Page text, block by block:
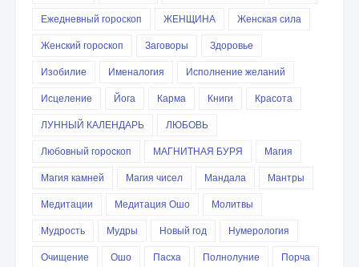
Ежедневный гороскоп
ЖЕНЩИНА
Женская сила
Женский гороскоп
Заговоры
Здоровье
Изобилие
Именалогия
Исполнение желаний
Исцеление
Йога Карма Книги
Красота
ЛУННЫЙ КАЛЕНДАРЬ
ЛЮБОВЬ
Любовный гороскоп
МАГНИТНАЯ БУРЯ
Магия
Магия камней
Магия чисел Мандала
Мантры
Медитации
Медитация Ошо
Молитвы
Мудрость
Мудры Новый год
Нумерология
Очищение
Ошо Пасха Полнолуние
Порча